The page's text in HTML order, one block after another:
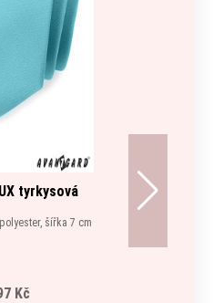
tyrkysová
šířka 7 cm
Kč